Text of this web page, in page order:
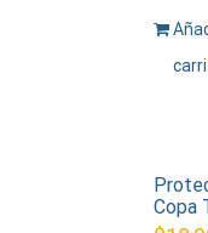
Copa